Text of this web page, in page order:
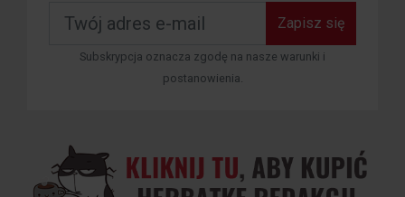
Zapisz się
Subskrypcja oznacza zgodę na nasze warunki i
postanowienia.